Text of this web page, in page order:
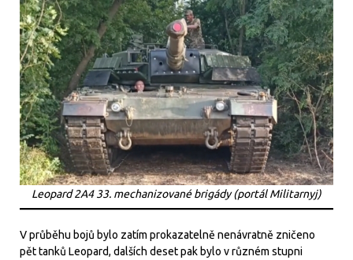
Leopard 2A4 33. mechanizované brigády (portál Militarnyj)
V průběhu bojů bylo zatím prokazatelně nenávratně zničeno
pět tanků Leopard, dalších deset pak bylo v různém stupni